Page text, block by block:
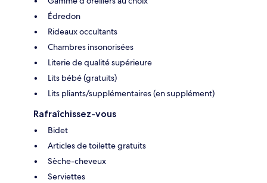
Édredon
Rideaux occultants
Chambres insonorisées
Literie de qualité supérieure
Lits bébé (gratuits)
Lits pliants/supplémentaires (en supplément)
Rafraîchissez-vous
Bidet
Articles de toilette gratuits
Sèche-cheveux
Serviettes